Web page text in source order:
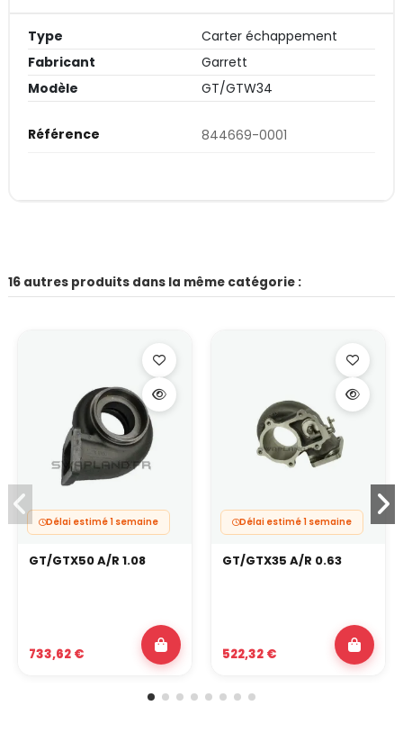
Type
Carter échappement
Fabricant
Garrett
Modèle
GT/GTW34
Référence 844669-0001
16 autres produits dans la même catégorie :
Délai estimé 1 semaine
GT/GTX50 A/R 1.08
733,62 €
Délai estimé 1 semaine
GT/GTX35 A/R 0.63
522,32 €